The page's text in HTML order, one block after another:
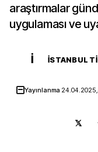
araştırmalar
uygulaması ve
İ İSTANBUL
Yayınlanma